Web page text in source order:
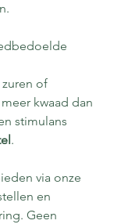
of
kwaad dan
stimulans
.
via onze
en
Geen